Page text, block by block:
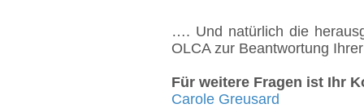
…. Und natürlich die
OLCA zur Beantwortung
Für weitere Fragen ist Ihr
Carole Greusard